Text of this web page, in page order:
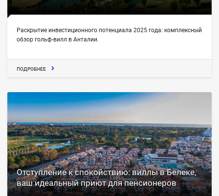
Раскрытие инвестиционного потенциала 2025 года: комплексный
обзор гольф-вилл в Анталии.
ПОДРОБНЕЕ
Отступление к спокойствию: виллы в Белеке,
ваш идеальный приют для пенсионеров